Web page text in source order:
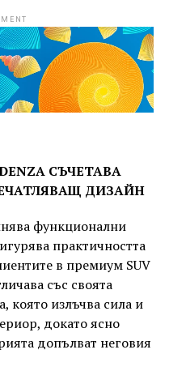
СЪЧЕТАВА
ДИЗАЙН
функционални
практичността
в премиум SUV
със своята
която излъчва сила и
докато ясно
допълват неговия